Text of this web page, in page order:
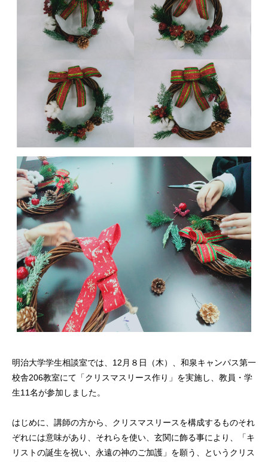
明治大学学生相談室では、12月８日（木）、和泉キャンパス第一
校舎206教室にて「クリスマスリース作り」を実施し、教員・学
生11名が参加しました。
はじめに、講師の方から、クリスマスリースを構成するものそれ
ぞれには意味があり、それらを使い、玄関に飾る事により、「キ
リストの誕生を祝い、永遠の神のご加護」を願う、というクリス